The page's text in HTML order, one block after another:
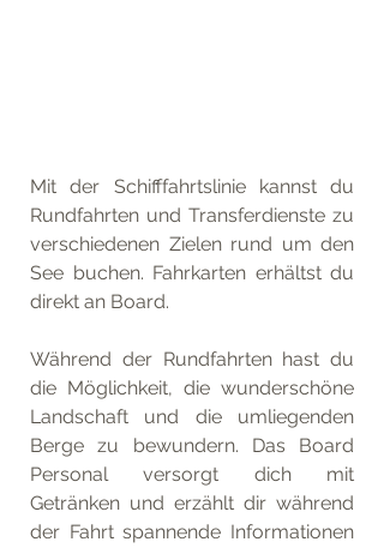
Mit der Schifffahrtslinie kannst du
Rundfahrten und Transferdienste zu
verschiedenen Zielen rund um den
See buchen. Fahrkarten erhältst du
direkt an Board.
Während der Rundfahrten hast du
die Möglichkeit, die wunderschöne
Landschaft und die umliegenden
Berge zu bewundern. Das Board
Personal versorgt dich mit
Getränken und erzählt dir während
der Fahrt spannende Informationen